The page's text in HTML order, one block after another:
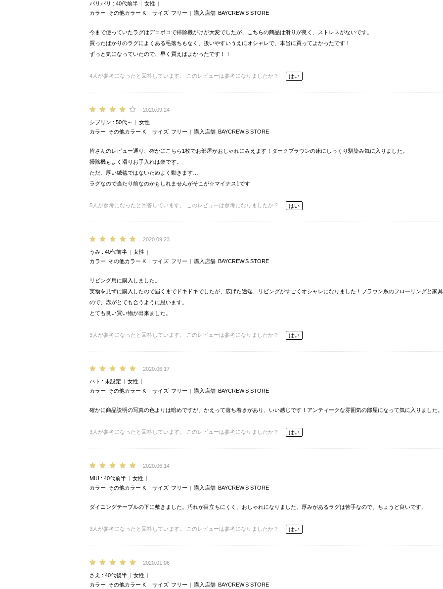
パリパリ 40代前半
女性
カラー その他カラー K サイズ フリー 購入店舗 BAYCREW’S STORE
今まで使っていたラグはデコボコで掃除機がけが大変でしたが、こちらの商品は滑りが良く、ストレスがないです。
買ったばかりのラグによくある毛落ちもなく、扱いやすいうえにオシャレで、本当に買ってよかったです！
ずっと気になっていたので、早く買えばよかったです！！
4 人が参考になったと回答しています。 このレビューは参考になりましたか？ はい
2020.09.24
シブリン 50代～
女性
カラー その他カラー K サイズ フリー 購入店舗 BAYCREW’S STORE
皆さんのレビュー通り、確かにこちら1枚でお部屋がおしゃれにみえます！ダークブラウンの床にしっくり馴染み気に入りました。
掃除機もよく滑りお手入れは楽です。
ただ、厚い絨毯ではないためよく動きます…
ラグなので当たり前なのかもしれませんがそこが☆マイナス1です
5 人が参考になったと回答しています。 このレビューは参考になりましたか？ はい
2020.09.23
うみ 40代前半
女性
カラー その他カラー K サイズ フリー 購入店舗 BAYCREW’S STORE
リビング用に購入しました。
実物を見ずに購入したので届くまでドキドキでしたが、広げた途端、リビングがすごくオシャレになりました！ブラウン系のフローリングと家
ので、赤がとても合うように思います。
とても良い買い物が出来ました。
3 人が参考になったと回答しています。 このレビューは参考になりましたか？ はい
2020.06.17
ハト 未設定
女性
カラー その他カラー K サイズ フリー 購入店舗 BAYCREW’S STORE
確かに商品説明の写真の色よりは暗めですが、かえって落ち着きがあり、いい感じです！アンティークな雰囲気の部屋になって気に入りました。
3 人が参考になったと回答しています。 このレビューは参考になりましたか？ はい
2020.06.14
MIU 40代前半
女性
カラー その他カラー K サイズ フリー 購入店舗 BAYCREW’S STORE
ダイニングテーブルの下に敷きました。汚れが目立ちにくく、おしゃれになりました。厚みがあるラグは苦手なので、ちょうど良いです。
3 人が参考になったと回答しています。 このレビューは参考になりましたか？ はい
2020.01.06
さえ 40代後半
女性
カラー その他カラー K サイズ フリー 購入店舗 BAYCREW’S STORE